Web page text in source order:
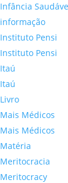
Infância
informação
Instituto Pensi
Instituto Pensi
Itaú
Itaú
Livro
Mais Médicos
Mais Médicos
Matéria
Meritocracia
Meritocracy